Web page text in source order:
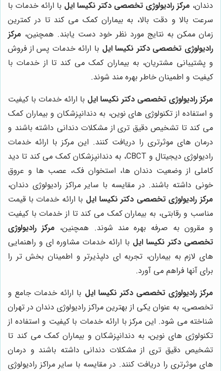
دندان، مرکز رادیولوژی تخصصی دکتر نکیسا ایل با ارائه خدمات با
سرعت بالا و دقت بالا، به بیماران کمک می کند تا در کمترین
زمان ممکن به نتایج مورد نظر خود دست یابند. همچنین، مرکز
رادیولوژی تخصصی دکتر نکیسا ایل با ارائه خدمات پس از فروش
و پشتیبانی مشتریان، به بیماران کمک می کند تا از خدمات با
کیفیت و اطمینان خاطر بهره مند شوند.
مرکز رادیولوژی تخصصی دکتر نکیسا ایل با ارائه خدمات با کیفیت
و استفاده از تکنولوژی های نوین، به دندانپزشکان و بیماران کمک
می کند تا تشخیص دقیق تری از مشکلات دندانی داشته باشند و
درمان های موثرتری را دریافت کنند. این مرکز با ارائه خدمات
رادیولوژی دیجیتال و CBCT، به دندانپزشکان کمک می کند تا دید
کاملی از وضعیت دندان ها، استخوان فک، عصب ها و عروق
خونی داشته باشند. در مقایسه با سایر مراکز رادیولوژی دندان،
مرکز رادیولوژی تخصصی دکتر نکیسا ایل با ارائه خدمات با قیمت
مناسب و رقابتی، به بیماران کمک می کند تا از خدمات با کیفیت
و مقرون به صرفه بهره مند شوند. همچنین، مرکز رادیولوژی
تخصصی دکتر نکیسا ایل با ارائه خدمات مشاوره ای و راهنمایی
های لازم به بیماران، تجربه ای دلپذیرتر و اطمینان بخش تر را
برای آنها فراهم می آورد.
مرکز رادیولوژی تخصصی دکتر نکیسا ایل با ارائه خدمات جامع و
تخصصی، به عنوان یکی از بهترین مراکز رادیولوژی دندان در تهران
شناخته می شود. این مرکز با ارائه خدمات با کیفیت و استفاده از
تکنولوژی های نوین، به دندانپزشکان و بیماران کمک می کند تا
تشخیص دقیق تری از مشکلات دندانی داشته باشند و درمان
های موثرتری را دریافت کنند. در مقایسه با سایر مراکز رادیولوژی